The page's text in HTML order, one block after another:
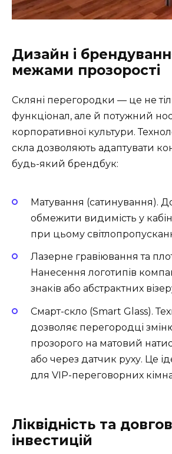
Дизайн і
межами прозорості
Скляні перегородки — це не
функціонал, але й потужний
корпоративної культури.
скла дозволяють адаптувати
будь-який брендбук:
Матування (сатинування).
обмежити видимість у
при цьому
Лазерне гравіювання та
Нанесення логотипів
знаків або абстрактних
Смарт-скло (Smart Glass).
дозволяє перегородці
прозорого на матовий
або через датчик руху. Це
для VIP-переговорних
Ліквідність та
інвестицій